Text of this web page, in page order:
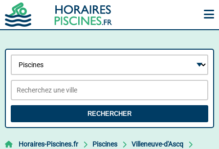
RECHERCHER
Horaires-Piscines.fr Piscines
Villeneuve-d'Ascq